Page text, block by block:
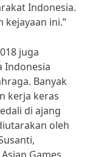
Indonesia.
kejayaan ini.”
juga
Indonesia
Banyak
kerja keras
di ajang
oleh